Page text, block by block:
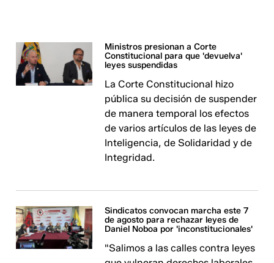
Ministros presionan a Corte
Constitucional para que 'devuelva'
leyes suspendidas
La Corte Constitucional hizo
pública su decisión de suspender
de manera temporal los efectos
de varios artículos de las leyes de
Inteligencia, de Solidaridad y de
Integridad.
Sindicatos convocan marcha este 7
de agosto para rechazar leyes de
Daniel Noboa por 'inconstitucionales'
"Salimos a las calles contra leyes